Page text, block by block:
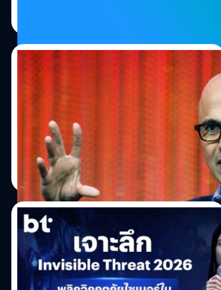
ไม่กี่มื้อต่อปี แต่ละมื้ออาจใหญ่ถึง 1 ใน 3 ของน้ำหนักตัว เทียบ
กับมนุษย์ที่กิน 3 มื้อต่อวัน หรือ 1,095…
ความพึงพอใจ แต่สามารถสร้างผลลัพธ์ทางธุรกิจได้จริง บท
วิเคราะห์จาก Zendesk ระบุว่าคุณภาพการบริการลูกค้ามี
ความสัมพันธ์เชิงบวกกับการเติบโตของบริษัท โดยลูกค้าทั้งใน
ตลาด B2B และ B2C มีแนวโน้มใช้จ่ายมากขึ้นหลังจากได้รับ
ประสบการณ์การบริการที่ดี สิ่งนี้ทำให้ Customer Service ไม่
ควรถูกมองเป็น “ต้นทุน” เพียงอย่างเดียว แต่เป็นกลไกสำคัญ
ในการเพิ่มมูลค่า หากองค์กรสามารถรักษามาตรฐานการ
บริการให้สม่ำเสมอและขยายผลได้ในต้นทุนที่เหมาะสม ทำไม
Customer Service ไม่สามารถสร้างมูลค่าได้อย่างเต็ม
ศักยภาพ ? ในทางปฏิบัติ หลายองค์กรยังเผชิญข้อจำกัดเชิง
โครงสร้างที่ทำให้ Customer Service ไม่สามารถสร้างผลลัพธ์
ทางธุรกิจได้เต็มที่ ปัญหาหลักมักเกิดจากการพึ่งพามาตรฐาน
การทำงานของพนักงานเป็นหลัก ซึ่งยากต่อการควบคุมและ
ขยายผลในระยะยาว ไม่ว่าจะเป็น : ปัญหาเหล่านี้ไม่ใช่เรื่อง
ใหม่ และเป็นเหตุผลที่องค์กรจำนวนมากเริ่มมองหาเทคโนโลยี
เพื่อแก้โจทย์เชิงโครงสร้าง งานวิจัยที่ตีพิมพ์ใน Journal of…
09/02/2026
5 วิธีบริหารองค์กรฉบับ Satya Nadella กับ
บทบาท ซีอีโอ Microsoft
ย้อนกลับไปเมื่อ 6 ปีที่แล้วในช่อง Stanford Graduate School
of Business สัตยา นาเดลลา (Satya Nadella) ซีอีโอของ
Microsoft ได้ให้สัมภาษณ์เกี่ยวกับหลายประเด็น รวมถึงเรื่อง
การก้าวขึ้นมาเป็นซีอีโอของ Microsoft แต่สิ่งที่ทำให้บท
สัมภาษณ์นี้ยังคงทันสมัยและน่าตื่นเต้นอยู่เสมอ กลับไม่ใช่แค่
เรื่องราวส่วนตัว แต่เป็นปรัชญาการบริหารองค์กร ซึ่งทีม BT
มองว่าเป็นหัวใจสำคัญที่องค์กรยุคนี้สามารถหยิบไปปรับใช้ได้
มาเจาะลึกไปพร้อมกันว่า แนวคิดที่เปลี่ยนโลกของเขามีความ
พิเศษอย่างไร และจะช่วยปลดล็อกศักยภาพในตัวพวกเราได้
อย่างไรบ้าง นาเดลลาย้ำว่าเมื่อก่อน Microsoft มักจะถูกมอง
ว่าเป็นบริษัทที่เก่งอันดับต้น ๆ แต่นาเดลลาบอกว่าความเก่งมัน
เป็นเรื่องที่ชั่วคราวมาก ๆ เพราะเทคโนโลยีมันเปลี่ยนแปลง
เรื่อย ๆ Microsoft จะไม่สามารถเป็นบริษัทที่เก่งตลอดไปได้
ดังนั้นสิ่งที่สำคัญที่สุด คือการเป็นองค์กรที่พร้อมเรียนรู้ตลอด
เวลา เปลี่ยนจากองค์กรที่ Know-it-all เป็นองค์กรที่ Learn-
กานต์สิรี บัววิชัยศิลป์| 179 days ago
Read More
05/02/2026
เจาะลึก Invisible Threat 2026 : พลิกวิกฤต
ภัยไซเบอร์ ใน Cyber Security Executive
Talk 2026
BT beartai เปิดต้นปี 2026 ด้วยอีเวนต์ Cyber Security
Executive Talk 2026 เพราะเราเชื่อว่าภัยไซเบอร์เป็นเรื่องของ